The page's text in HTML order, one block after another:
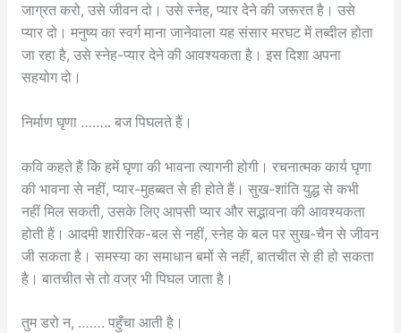
जाग्रत करो, उसे जीवन दो। उसे स्नेह, प्यार देने की जरूरत है। उसे
प्यार दो। मनुष्य का स्वर्ग माना जानेवाला यह संसार मरघट में तब्दील होता
जा रहा है, उसे स्नेह-प्यार देने की आवश्यकता है। इस दिशा अपना
सहयोग दो।
निर्माण घृणा …….. बज पिघलते हैं।
कवि कहते हैं कि हमें घृणा की भावना त्यागनी होगी। रचनात्मक कार्य घृणा
की भावना से नहीं, प्यार-मुहब्बत से ही होते हैं। सुख-शांति युद्ध से कभी
नहीं मिल सकती, उसके लिए आपसी प्यार और सद्भावना की आवश्यकता
होती हैं। आदमी शारीरिक-बल से नहीं, स्नेह के बल पर सुख-चैन से जीवन
जी सकता है। समस्या का समाधान बमों से नहीं, बातचीत से ही हो सकता
है। बातचीत से तो वज्र भी पिघल जाता है।
तुम डरो न, ……. पहुँचा आती है।